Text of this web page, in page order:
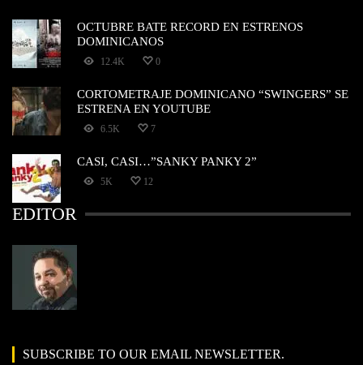
OCTUBRE BATE RECORD EN ESTRENOS
DOMINICANOS
12.4K 0
CORTOMETRAJE DOMINICANO “SWINGERS” SE
ESTRENA EN YOUTUBE
6.5K 7
CASI, CASI…”SANKY PANKY 2”
5K 12
EDITOR
SUBSCRIBE TO OUR EMAIL NEWSLETTER.